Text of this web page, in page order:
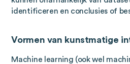
identificeren en conclusies of
Vormen van kunstmatige
Machine learning (ook wel